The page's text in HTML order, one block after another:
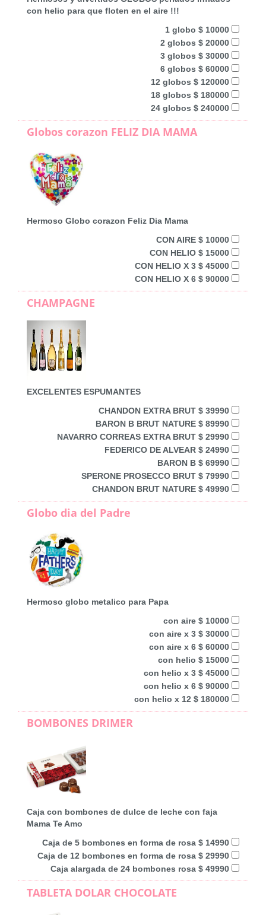
con helio para que floten en el aire !!!
1 globo $ 10000
2 globos $ 20000
3 globos $ 30000
6 globos $ 60000
12 globos $ 120000
18 globos $ 180000
24 globos $ 240000
Globos corazon FELIZ DIA MAMA
Hermoso Globo corazon Feliz Dia Mama
CON AIRE $ 10000
CON HELIO $ 15000
CON HELIO X 3 $ 45000
CON HELIO X 6 $ 90000
CHAMPAGNE
EXCELENTES ESPUMANTES
CHANDON EXTRA BRUT $ 39990
BARON B BRUT NATURE $ 89990
NAVARRO CORREAS EXTRA BRUT $ 29990
FEDERICO DE ALVEAR $ 24990
BARON B $ 69990
SPERONE PROSECCO BRUT $ 79990
CHANDON BRUT NATURE $ 49990
Globo dia del Padre
Hermoso globo metalico para Papa
con aire $ 10000
con aire x 3 $ 30000
con aire x 6 $ 60000
con helio $ 15000
con helio x 3 $ 45000
con helio x 6 $ 90000
con helio x 12 $ 180000
BOMBONES DRIMER
Caja con bombones de dulce de leche con faja
Mama Te Amo
Caja de 5 bombones en forma de rosa $ 14990
Caja de 12 bombones en forma de rosa $ 29990
Caja alargada de 24 bombones rosa $ 49990
TABLETA DOLAR CHOCOLATE